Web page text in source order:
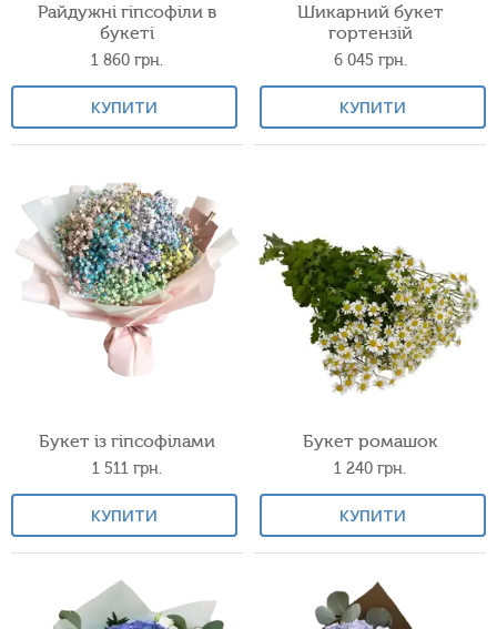
Райдужні гіпсофіли в
букеті
1 860 грн.
КУПИТИ
Шикарний букет
гортензій
6 045 грн.
КУПИТИ
Букет із гіпсофілами
1 511 грн.
КУПИТИ
Букет ромашок
1 240 грн.
КУПИТИ